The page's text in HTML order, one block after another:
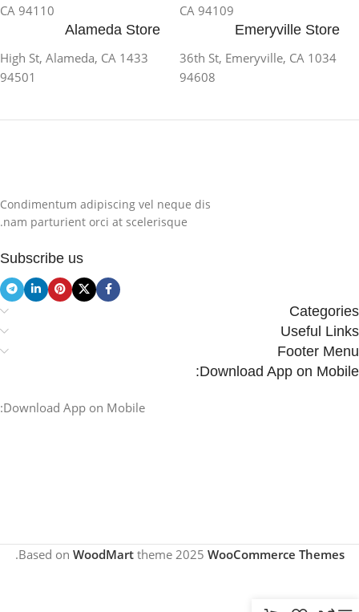
CA 94109
CA 94110
Emeryville Store
1034 36th St, Emeryville, CA
94608
Alameda Store
1433 High St, Alameda, CA
94501
Condimentum adipiscing vel neque dis
nam parturient orci at scelerisque.
Subscribe us
Categories
Useful Links
Footer Menu
Download App on Mobile:
Download App on Mobile:
Based on WoodMarttheme2025 WooCommerce Themes
.